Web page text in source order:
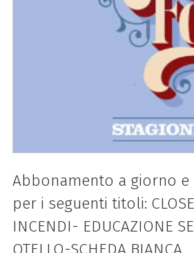
Abbonamento a giorno
per i seguenti titoli:
INCENDI- EDUCAZIONE
OTELLO-SCHEDA BIANCA